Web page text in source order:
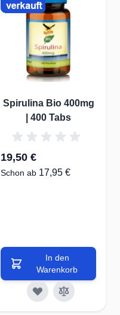
Spirulina Bio 400mg
| 400 Tabs
19,50 €
Schon ab 17,95 €
In den
Warenkorb